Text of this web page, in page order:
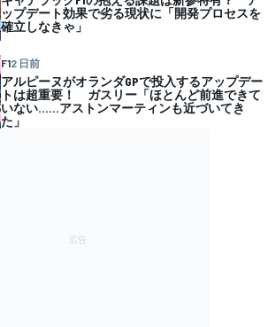
ップデート効果で劣る現状に「開発プロセスを
確立しなきゃ」
F12 日前
アルピーヌがオランダGPで投入するアップデー
トは超重要！ ガスリー「ほとんど前進できて
いない……アストンマーティンも近づいてき
た」